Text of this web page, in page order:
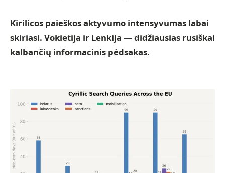
Kirilicos paieškos aktyvumo intensyvumas labai
skiriasi. Vokietija ir Lenkija — didžiausias rusiškai
kalbančių informacinis pėdsakas.